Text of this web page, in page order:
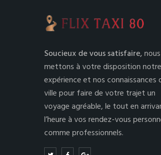
Soucieux de vous satisfaire,nous
mettons à votre disposition notre
expérience et nos connaissances
ville pour faire de votre trajet un
voyage agréable, le tout en
l’heure à vos rendez-vous
comme professionnels.